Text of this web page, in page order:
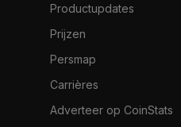
Productupdates
Prijzen
Persmap
Carrières
Adverteer op CoinStats